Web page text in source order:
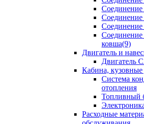
Соединение
Соединение
Соединение
ковша(9)
Двигатель и
Двигатель
Кабина, кузовные
Система
отопления
Топливный
Расходные